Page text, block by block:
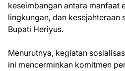
keseimbangan antara manfaat
lingkungan, dan kesejahteraan
Bupati Heriyus.
Menurutnya, kegiatan
ini mencerminkan komitmen